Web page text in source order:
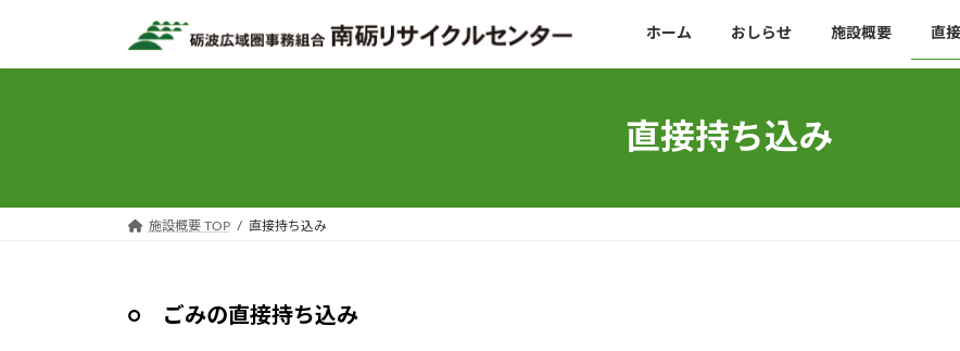
テ
ゲ
ホーム おしらせ 施設概要 直
直接持ち込み
施設概要 TOP 直接持ち込み
○ ごみの直接持ち込み